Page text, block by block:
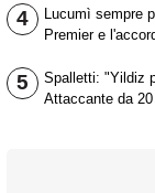
4
Lucumì sempre
Premier e
5
Spalletti: "Yildiz
Attaccante da